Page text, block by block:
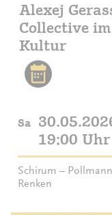
Alexej
Collective
Kultur
Sa
19:00 Uhr
Schirum –
Renken